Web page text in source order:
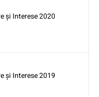
și Interese 2020
și Interese 2019